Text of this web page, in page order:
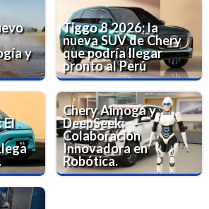
y
Tiggo 8 2026: la
nueva SUV de Chery
que podría llegar
pronto al Perú
El
Chery Aimoga y
DeepSeek:
Colaboración
Innovadora en
Robótica.